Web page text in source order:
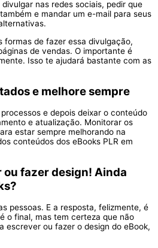
divulgar nas redes sociais, pedir que
e mandar um e-mail para seus
formas de fazer essa divulgação,
de vendas. O importante é
Isso te ajudará bastante com as
e melhore sempre
e depois deixar o conteúdo
e atualização. Monitorar os
estar sempre melhorando na
conteúdos dos eBooks PLR em
ou fazer design! Ainda
pessoas. E a resposta, felizmente, é
o final, mas tem certeza que não
escrever ou fazer o design do eBook,